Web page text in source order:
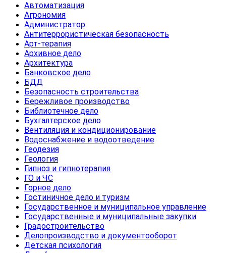
Автоматизация
Агрономия
Администратор
Антитеррористическая безопасность
Арт-терапия
Архивное дело
Архитектура
Банковское дело
БДД
Безопасность строительства
Бережливое производство
Библиотечное дело
Бухгалтерское дело
Вентиляция и кондиционирование
Водоснабжение и водоотведение
Геодезия
Геология
Гипноз и гипнотерапия
ГО и ЧС
Горное дело
Гостиничное дело и туризм
Государственное и муниципальное управление
Государственные и муниципальные закупки
Градостроительство
Делопроизводство и документооборот
Детская психология